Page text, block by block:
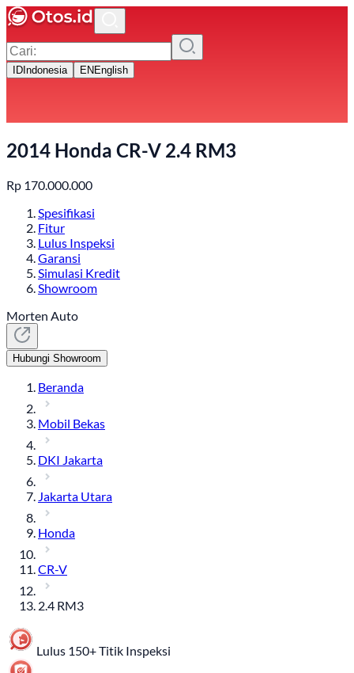
ID Indonesia EN English
2014 Honda CR-V 2.4 RM3
Rp 170.000.000
Spesifikasi
Fitur
Lulus Inspeksi
Garansi
Simulasi Kredit
Showroom
Morten Auto
Hubungi Showroom
Beranda
Mobil Bekas
DKI Jakarta
Jakarta Utara
Honda
CR-V
2.4 RM3
Lulus 150+ Titik Inspeksi